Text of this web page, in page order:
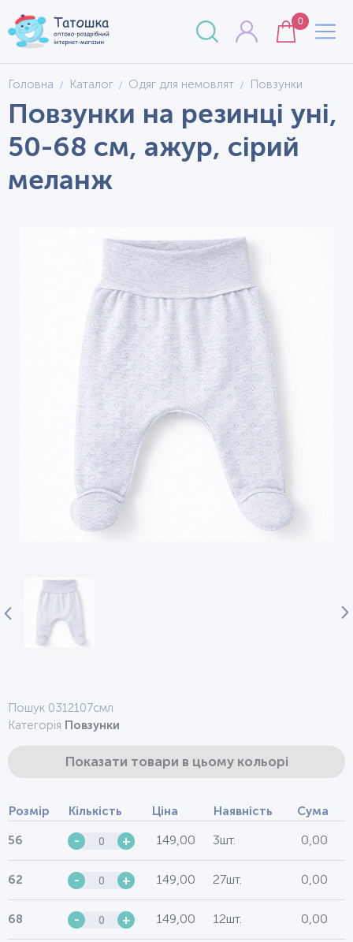
0
Головна Каталог Одяг для немовлят Повзунки
Повзунки на резинці уні,
50-68 см, ажур, сірий
меланж
Пошук 0312107смл
Категорія Повзунки
Показати товари в цьому кольорі
Розмір Кількість Ціна Наявність Сума
56 - + 149,00 3шт. 0,00
62 - + 149,00 27шт. 0,00
68 - + 149,00 12шт. 0,00